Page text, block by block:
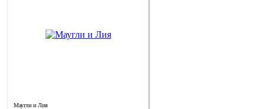
Маугли и Лия